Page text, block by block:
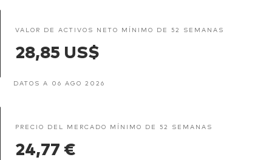
VALOR DE ACTIVOS NETO MÍNIMO DE 52 SEMANAS
28,85 US$
DATOS A 06 AGO 2026
PRECIO DEL MERCADO MÍNIMO DE 52 SEMANAS
24,77 €